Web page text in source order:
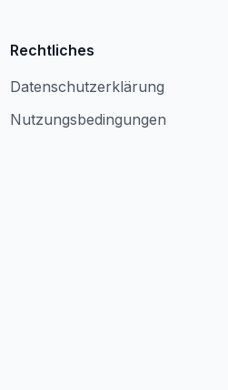
Rechtliches
Datenschutzerklärung
Nutzungsbedingungen